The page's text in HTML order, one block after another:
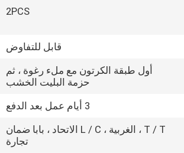
2PCS
قابل للتفاوض
أول طبقة الكرتون مع ملء رغوة ، ثم
حزمة البليت الخشب
3 أيام عمل بعد الدفع
T / T ، الغربية ، L / C الاتحاد ، بابا ضمان
تجارة